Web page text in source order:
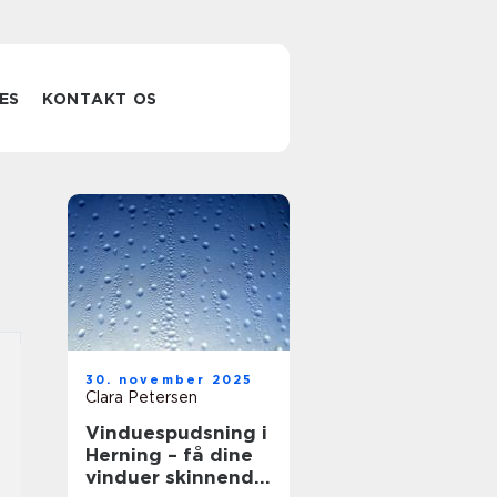
KONTAKT OS
30. november 2025
Clara Petersen
Vinduespudsning i
Herning – få dine
vinduer skinnende